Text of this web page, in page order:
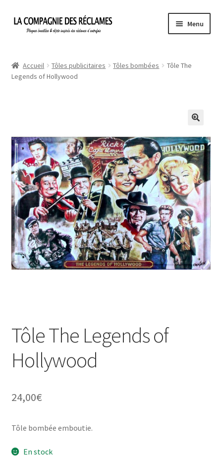
Aller
Aller
Menu
À propos de La Compagnie des Réclames
Mon compte
Mon Panier
Politique de confidentialité
Une histoire de plaques émaillées
Accueil Tôles publicitaires Tôles bombées
Tôle The
Legends of Hollywood
Tôle The Legends of
Hollywood
24,00€
Tôle bombée emboutie.
En stock